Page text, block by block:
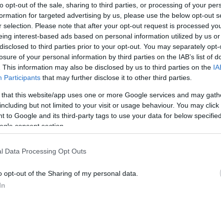
opt-out of the sale, sharing to third parties, or processing of your
for targeted advertising by us, please use the below opt-out
selection. Please note that after your opt-out request is processed
interest-based ads based on personal information utilized by us
to third parties prior to your opt-out. You may separately
of your personal information by third parties on the IAB’s list of
This information may also be disclosed by us to third parties on the
Participants that may further disclose it to other third parties.
that this website/app uses one or more Google services and may
but not limited to your visit or usage behaviour. You may
to Google and its third-party tags to use your data for below
consent section.
Data Processing Opt Outs
opt-out of the Sharing of my personal data.
Scambio
Sindacali Aziendali a esprimere un
Secondo i sindacati, è essenziale che i
affinché le decisioni fondamentali non vengano
dei pareri oggi, senza essere stati mai coinvolti, si
da altre esigenze,”affermano i sindacati in una
tempo di ascoltare!
che il loro obiettivo primario è la protezione dei
“Difenderemo la piena salvaguardia
diritti economici e normativi di chi
l’importanza di mantenere i livelli di servizio e i
così dinamico, come può un’operazione di